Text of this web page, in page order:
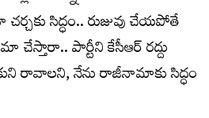
చ‌ర్చ‌కు సిద్ధం.. రుజువు చేయ‌పోతే
చేస్తారా.. పార్టీని కేసీఆర్ ర‌ద్దు
రావాలని, నేను రాజీనామాకు సిద్ధం